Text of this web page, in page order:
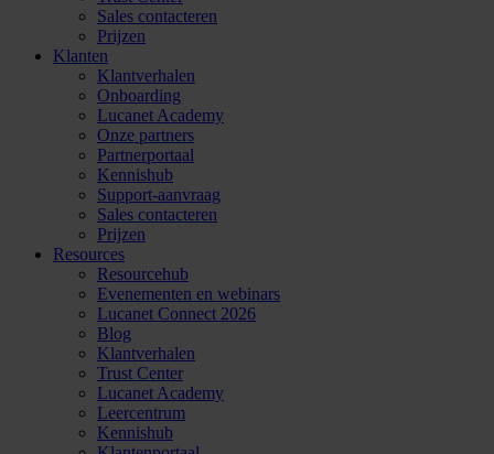
Sales contacteren
Prijzen
Klanten
Klantverhalen
Onboarding
Lucanet Academy
Onze partners
Partnerportaal
Kennishub
Support-aanvraag
Sales contacteren
Prijzen
Resources
Resourcehub
Evenementen en webinars
Lucanet Connect 2026
Blog
Klantverhalen
Trust Center
Lucanet Academy
Leercentrum
Kennishub